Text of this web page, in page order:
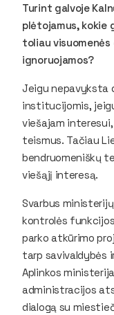
Turint galvoje
plėtojamus, kokie
toliau
ignoruojamos?
Jeigu nepavyksta
institucijomis,
viešajam
teismus. Tačiau
bendruomeniškų
viešąjį interesą.
Svarbus
kontrolės
parko atkūrimo
tarp savivaldybės
Aplinkos
administracijos
dialogą su